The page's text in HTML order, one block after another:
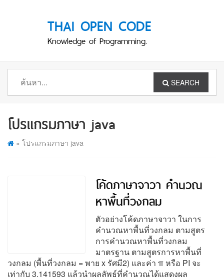
THAI OPEN CODE
Knowledge of Programming.
SEARCH
โปรแกรมภาษา java
» โปรแกรมภาษา java
โค้ดภาษาจาวา คำนวณ
หาพื้นที่วงกลม
ตัวอย่างโค้ดภาษาจาวา ในการ
คำนวณหาพื้นที่วงกลม ตามสูตร
การคำนวณหาพื้นที่วงกลม
มาตรฐาน ตามสูตรการหาพื้นที่
วงกลม (พื้นที่วงกลม = พาย x รัศมี2) และค่า π หรือ PI จะ
เท่ากับ 3.141593 แล้วนำผลลัพธ์ที่คำนวณได้แสดงผล